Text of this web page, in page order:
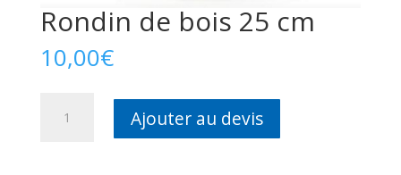
Rondin de bois 25 cm
10,00€
Ajouter au devis